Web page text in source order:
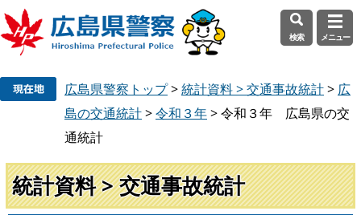
頭
で
す
飛
ば
し
検索 メニュー
広島県警察トップ>統計資料 > 交通事故統計> 広
島の交通統計>令和３年>令和３年 広島県の交
通統計
統計資料 > 交通事故統計